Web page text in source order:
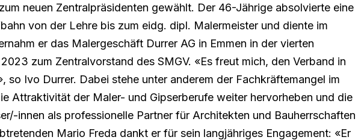
neuen Zentralpräsidenten gewählt. Der 46-Jährige absolvierte eine
von der Lehre bis zum eidg. dipl. Malermeister und diente im
er das Malergeschäft Durrer AG in Emmen in der vierten
zum Zentralvorstand des SMGV. «Es freut mich, den Verband in
so Ivo Durrer. Dabei stehe unter anderem der Fachkräftemangel im
Attraktivität der Maler- und Gipserberufe weiter hervorheben und die
innen als professionelle Partner für Architekten und Bauherrschaften
Mario Freda dankt er für sein langjähriges Engagement: «Er